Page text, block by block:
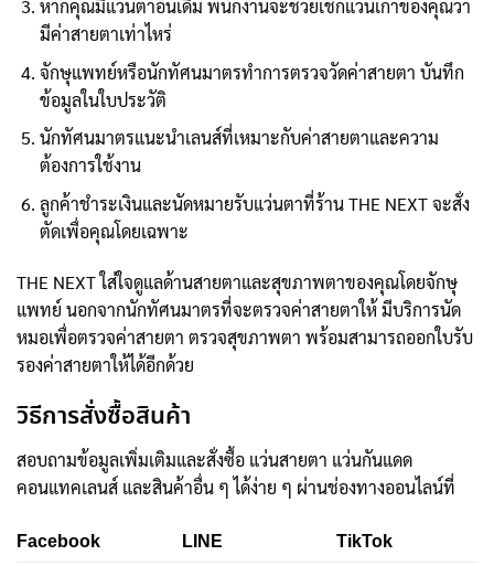
หากคุณมีแว่นตาอันเดิม พนักงานจะช่วยเช็กแว่นเก่าของคุณว่า
มีค่าสายตาเท่าไหร่
จักษุแพทย์หรือนักทัศนมาตรทำการตรวจวัดค่าสายตา บันทึก
ข้อมูลในใบประวัติ
นักทัศนมาตรแนะนำเลนส์ที่เหมาะกับค่าสายตาและความ
ต้องการใช้งาน
ลูกค้าชำระเงินและนัดหมายรับแว่นตาที่ร้าน THE NEXT จะสั่ง
ตัดเพื่อคุณโดยเฉพาะ
THE NEXT ใส่ใจดูแลด้านสายตาและสุขภาพตาของคุณโดยจักษุ
แพทย์ นอกจากนักทัศนมาตรที่จะตรวจค่าสายตาให้ มีบริการนัด
หมอเพื่อตรวจค่าสายตา ตรวจสุขภาพตา พร้อมสามารถออกใบรับ
รองค่าสายตาให้ได้อีกด้วย
วิธีการสั่งซื้อสินค้า
สอบถามข้อมูลเพิ่มเติมและสั่งซื้อ แว่นสายตา แว่นกันแดด
คอนแทคเลนส์ และสินค้าอื่น ๆ ได้ง่าย ๆ ผ่านช่องทางออนไลน์ที่
Facebook LINE
TikTok